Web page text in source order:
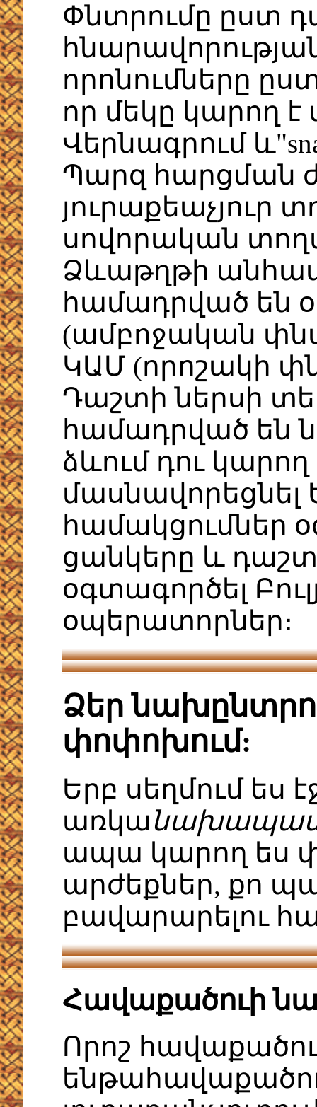
Փնտրումը ըստ
որոնումները
որ մեկը կարող է
Վերնագրում
Պարզ հարցման
յուրաքեաչյուր
սովորական
Ձևաթղթի
համադրված են
(ամբոջական
ԿԱՄ (որոշակի
Դաշտի ներսի
համադրված են
ձևում դու
համակցումներ
ցանկերը և
օգտագործել
օպերատորներ։
Ձեր
փոփոխում:
Երբ սեղմում ես
առկա
ապա կարող ես
արժեքներ, քո
բավարարելու
Հավաքածուի
Որոշ